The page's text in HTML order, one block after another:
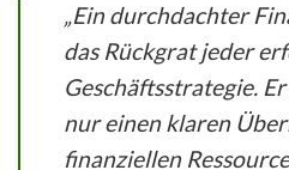
„Ein durchdachter
das Rückgrat jeder
Geschäftsstrategie.
nur einen klaren
finanziellen